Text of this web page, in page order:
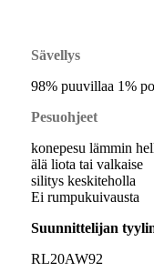
Sävellys
98% puuvillaa 1%
Pesuohjeet
konepesu lämmin
älä liota tai valkaise
silitys keskiteholla
Ei rumpukuivausta
Suunnittelijan
RL20AW92